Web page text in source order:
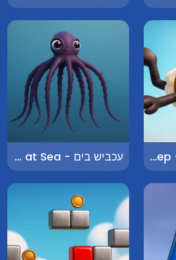
הכבשה הצנחנית - The Parachuting Sheep עכביש בים - Spider at Sea